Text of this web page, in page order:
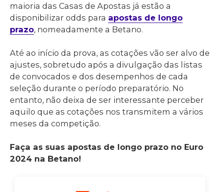
maioria das Casas de Apostas já estão a
disponibilizar odds para apostas de longo
prazo, nomeadamente a Betano.
Até ao início da prova, as cotações vão ser alvo de
ajustes, sobretudo após a divulgação das listas
de convocados e dos desempenhos de cada
seleção durante o período preparatório. No
entanto, não deixa de ser interessante perceber
aquilo que as cotações nos transmitem a vários
meses da competição.
Faça as suas apostas de longo prazo no Euro
2024 na Betano!